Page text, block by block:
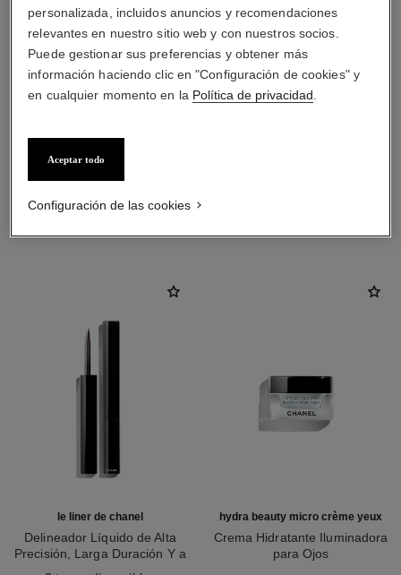
le liner de chanel
Delineador Líquido de Alta
Precisión, Larga Duración Y a
hydra beauty micro crème yeux
Crema Hidratante Iluminadora
para Ojos
personalizada, incluidos anuncios y recomendaciones
relevantes en nuestro sitio web y con nuestros socios.
Puede gestionar sus preferencias y obtener más
información haciendo clic en "Configuración de cookies" y
en cualquier momento en la Política de privacidad
Aceptar todo
Configuración de las cookies